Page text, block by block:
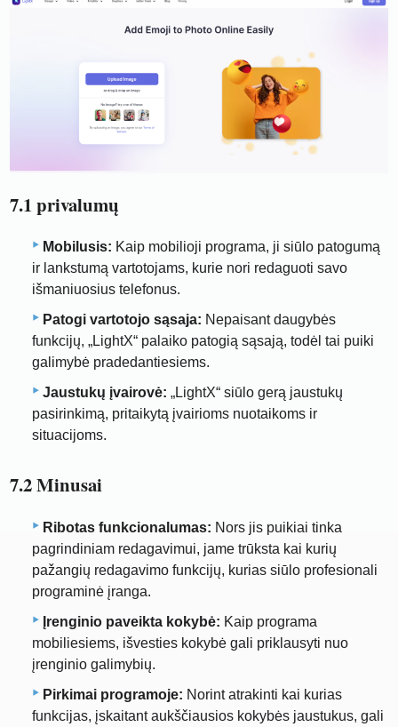
7.1 privalumų
Mobilusis: Kaip mobilioji programa, ji siūlo patogumą
ir lankstumą vartotojams, kurie nori redaguoti savo
išmaniuosius telefonus.
Patogi vartotojo sąsaja: Nepaisant daugybės
funkcijų, „LightX“ palaiko patogią sąsają, todėl tai puiki
galimybė pradedantiesiems.
Jaustukų įvairovė: „LightX“ siūlo gerą jaustukų
pasirinkimą, pritaikytą įvairioms nuotaikoms ir
situacijoms.
7.2 Minusai
Ribotas funkcionalumas: Nors jis puikiai tinka
pagrindiniam redagavimui, jame trūksta kai kurių
pažangių redagavimo funkcijų, kurias siūlo profesionali
programinė įranga.
Įrenginio paveikta kokybė: Kaip programa
mobiliesiems, išvesties kokybė gali priklausyti nuo
įrenginio galimybių.
Pirkimai programoje: Norint atrakinti kai kurias
funkcijas, įskaitant aukščiausios kokybės jaustukus, gali